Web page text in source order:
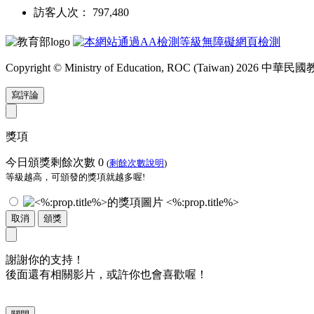
訪客人次： 797,480
Copyright © Ministry of Education, ROC (Taiwan) 2026 中華民國
寫評論
獎項
今日頒獎剩餘次數 0 (剩餘次數說明)
等級越高，可頒發的獎項就越多喔!
<%:prop.title%>
取消 頒獎
謝謝你的支持！
後面還有相關影片，或許你也會喜歡喔！